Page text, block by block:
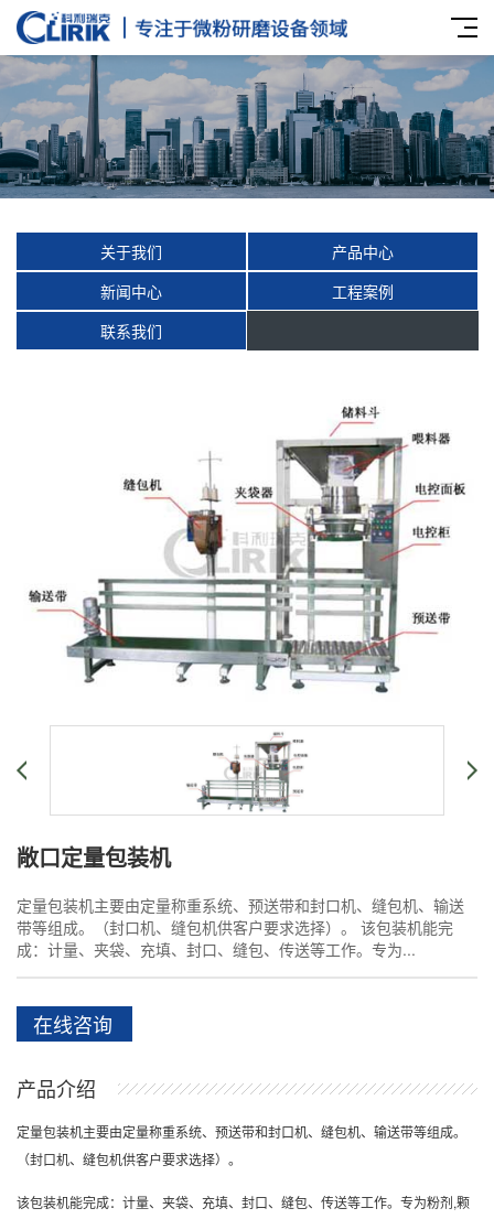
关于我们
产品中心
新闻中心
工程案例
联系我们
敞口定量包装机
定量包装机主要由定量称重系统、预送带和封口机、缝包机、输送
带等组成。（封口机、缝包机供客户要求选择）。 该包装机能完
成：计量、夹袋、充填、封口、缝包、传送等工作。专为...
在线咨询
产品介绍
定量包装机主要由定量称重系统、预送带和封口机、缝包机、输送带等组成。
（封口机、缝包机供客户要求选择）。
该包装机能完成：计量、夹袋、充填、封口、缝包、传送等工作。专为粉剂,颗